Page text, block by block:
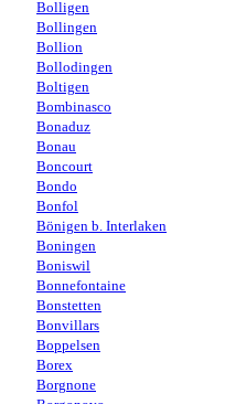
Bolligen
Bollingen
Bollion
Bollodingen
Boltigen
Bombinasco
Bonaduz
Bonau
Boncourt
Bondo
Bonfol
Bönigen b. Interlaken
Boningen
Boniswil
Bonnefontaine
Bonstetten
Bonvillars
Boppelsen
Borex
Borgnone